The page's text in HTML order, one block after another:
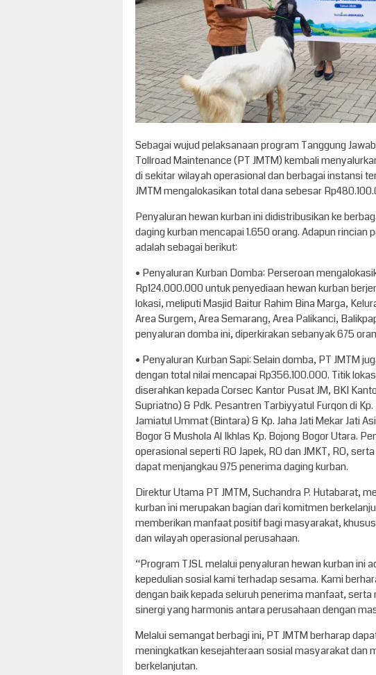
Sebagai wujud pelaksanaan program Tanggung
Tollroad Maintenance (PT JMTM) kembali
di sekitar wilayah operasional dan berbagai instansi
JMTM mengalokasikan total dana sebesar
Penyaluran hewan kurban ini didistribusikan ke
daging kurban mencapai 1.650 orang. Adapun rincian
adalah sebagai berikut:
•⁠ ⁠Penyaluran Kurban Domba: Perseroan
Rp124.000.000 untuk penyediaan hewan kurban
lokasi, meliputi Masjid Baitur Rahim Bina Marga,
Area Surgem, Area Semarang, Area Palikanci,
penyaluran domba ini, diperkirakan sebanyak 675
•⁠ ⁠Penyaluran Kurban Sapi: Selain domba, PT JMTM
dengan total nilai mencapai Rp356.100.000. Titik
diserahkan kepada Corsec Kantor Pusat JM, BKI
Supriatno) & Pdk. Pesantren Tarbiyyatul Furqon di
Jamiatul Ummat (Bintara) & Kp. Jaha Jati Mekar Jati
Bogor & Mushola Al Ikhlas Kp. Bojong Bogor Utara.
operasional seperti RO Japek, RO dan JMKT, RO,
dapat menjangkau 975 penerima daging kurban.
Direktur Utama PT JMTM, Suchandra P. Hutabarat,
kurban ini merupakan bagian dari komitmen
memberikan manfaat positif bagi masyarakat,
dan wilayah operasional perusahaan.
“Program TJSL melalui penyaluran hewan kurban ini
kepedulian sosial kami terhadap sesama. Kami
dengan baik kepada seluruh penerima manfaat,
sinergi yang harmonis antara perusahaan dengan
Melalui semangat berbagi ini, PT JMTM berharap
meningkatkan kesejahteraan sosial masyarakat dan
berkelanjutan.